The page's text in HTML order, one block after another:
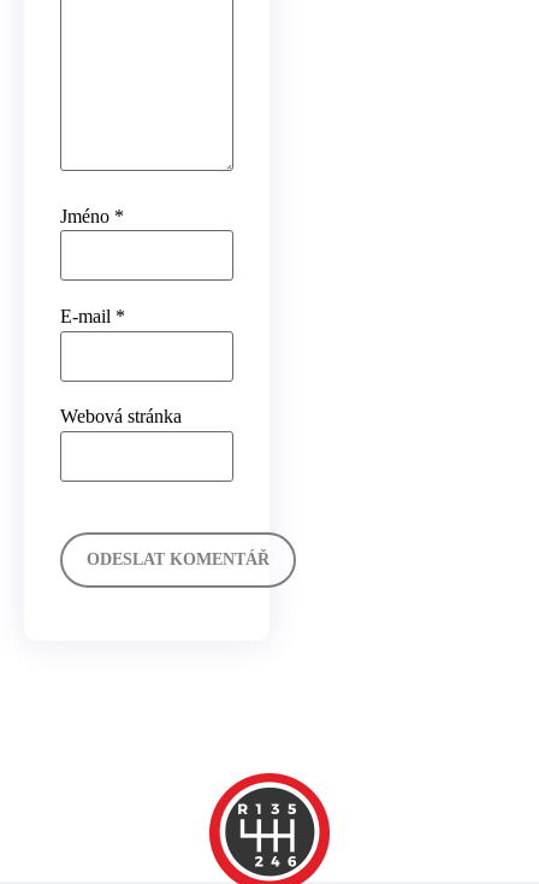
Jméno *
E-mail *
Webová stránka